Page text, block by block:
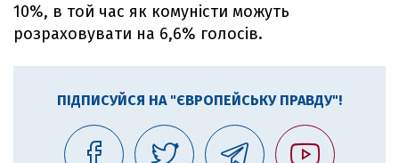
10%, в той час як комуністи можуть
розраховувати на 6,6% голосів.
ПІДПИСУЙСЯ НА "ЄВРОПЕЙСЬКУ ПРАВДУ"!